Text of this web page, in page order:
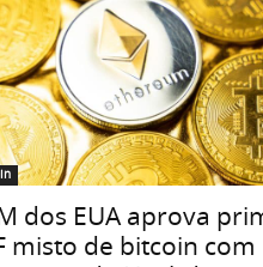
dos EUA aprova
misto de bitcoin com